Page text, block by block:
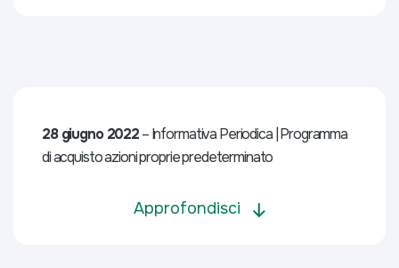
28 giugno 2022– Informativa Periodica | Programma
di acquisto azioni proprie predeterminato
Approfondisci